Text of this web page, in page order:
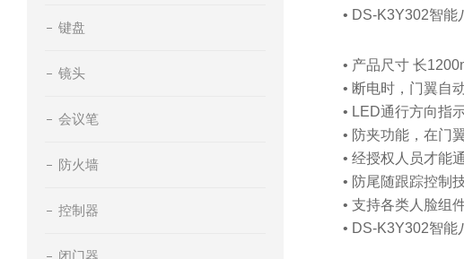
键盘
镜头
会议笔
防火墙
控制器
闭门器
• DS-K3Y302智能
• 产品尺寸 长
• 断电时，门翼自
• LED通行方向指
• 防夹功能，在门
• 经授权人员才能
• 防尾随跟踪控制
• 支持各类人脸组
• DS-K3Y302智能